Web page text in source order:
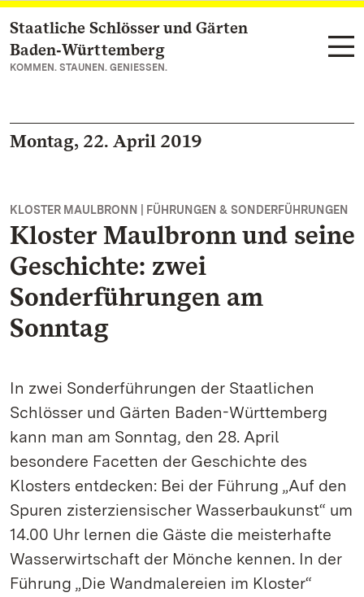
Zum Hauptinhalt springen
Staatliche Schlösser und Gärten
Baden‑Württemberg
KOMMEN. STAUNEN. GENIESSEN.
Montag, 22. April 2019
KLOSTER MAULBRONN | FÜHRUNGEN & SONDERFÜHRUNGEN
Kloster Maulbronn und seine
Geschichte: zwei
Sonderführungen am
Sonntag
In zwei Sonderführungen der Staatlichen
Schlösser und Gärten Baden-Württemberg
kann man am Sonntag, den 28. April
besondere Facetten der Geschichte des
Klosters entdecken: Bei der Führung „Auf den
Spuren zisterziensischer Wasserbaukunst“ um
14.00 Uhr lernen die Gäste die meisterhafte
Wasserwirtschaft der Mönche kennen. In der
Führung „Die Wandmalereien im Kloster“